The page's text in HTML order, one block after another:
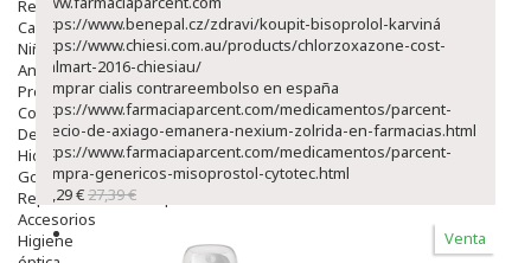
Regalos
Canastilla
Niños
Antipiojos
Protección Solar
Complementos Alimentarios
Dentales
Hidratantes
Golpes Y Hematomas
Repelentes De Mosquitos
Accesorios
Higiene
https://www.benepal.cz/zdravi/koupit-bisoprolol-karviná
https://www.chiesi.com.au/products/chlorzoxazone-cost-
walmart-2016-chiesiau/
comprar cialis contrareembolso en españa
https://www.farmaciaparcent.com/medicamentos/parcent-
precio-de-axiago-emanera-nexium-zolrida-en-farmacias.html
https://www.farmaciaparcent.com/medicamentos/parcent-
compra-genericos-misoprostol-cytotec.html
23,29 €27,39 €
Venta